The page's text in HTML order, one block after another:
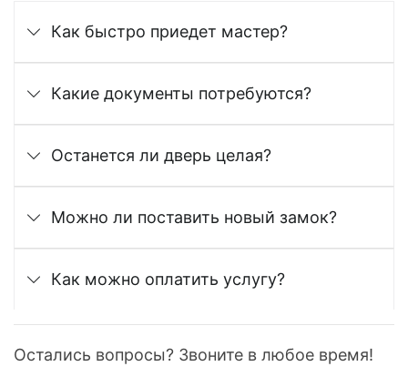
Как быстро приедет мастер?
Какие документы потребуются?
Останется ли дверь целая?
Можно ли поставить новый замок?
Как можно оплатить услугу?
Остались вопросы? Звоните в любое время!